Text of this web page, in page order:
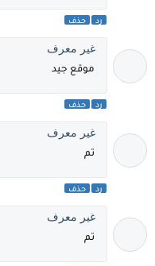
رد حذف
غير معرف
موقع جيد
رد حذف
غير معرف
تم
رد حذف
غير معرف
تم